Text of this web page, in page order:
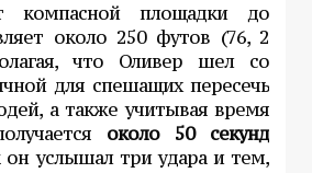
компасной площадки до
около 250 футов (76, 2
что Оливер шел со
для спешащих пересечь
а также учитывая время
около 50 секунд
услышал три удара и тем,